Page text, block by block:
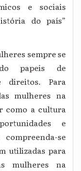
e sociais
do país”
sempre se
papeis de
direitos. Para
mulheres na
como a cultura
e
se
utilizadas para
mulheres na